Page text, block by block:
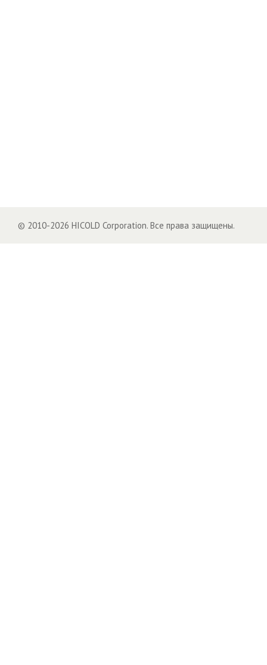
© 2010-2026 HICOLD Corporation. Все права защищены.